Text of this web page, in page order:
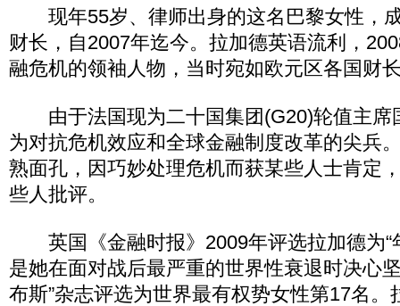
现年55岁、律师出身的这名巴黎女性，
财长，自2007年迄今。拉加德英语流利，
融危机的领袖人物，当时宛如欧元区各国财
由于法国现为二十国集团(G20)轮值主席
为对抗危机效应和全球金融制度改革的尖兵
熟面孔，因巧妙处理危机而获某些人士肯定
些人批评。
英国《金融时报》2009年评选拉加德为“
是她在面对战后最严重的世界性衰退时决心
布斯”杂志评选为世界最有权势女性第17名。